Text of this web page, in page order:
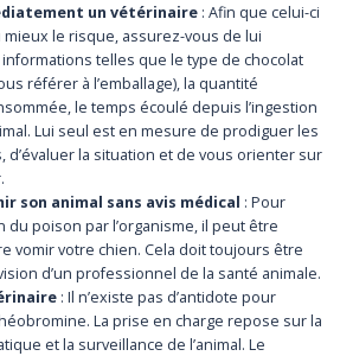
un vétérinaire : Afin que celui-ci
le risque, assurez-vous de lui
telles que le type de chocolat
référer à l’emballage), la quantité
le temps écoulé depuis l’ingestion
Lui seul est en mesure de prodiguer les
d’évaluer la situation et de vous orienter sur
son animal sans avis médical : Pour
du poison par l’organisme, il peut être
vomir votre chien. Cela doit toujours être
d’un professionnel de la santé animale.
: Il n’existe pas d’antidote pour
La prise en charge repose sur la
et la surveillance de l’animal. Le